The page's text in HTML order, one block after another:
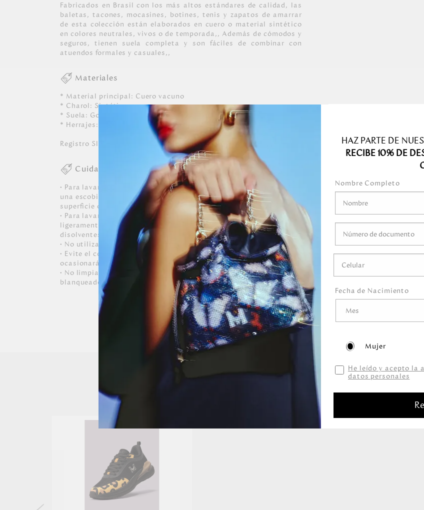
Fabricados en Brasil con los más altos estándares de calidad, las
baletas, tacones, mocasines, botines, tenis y zapatos de amarrar
de esta colección están elaborados en cuero o material sintético
en colores neutrales, vivos o de temporada,, Además de cómodos y
seguros, tienen suela completa y son fáciles de combinar con
atuendos formales y casuales,,
Materiales
* Material principal: Cuero vacuno
* Charol: Sintético
* Suela: Goma
* Herrajes: Exclusivos en zamac con acabado en color oro claro.
Registro SIC: 860066471
Cuidados
• Para lavar cuero, usar un paño suave, ligeramente humedecido o
una escobilla de cerdas blandas, escobillar suavemente la
superficie observando para no decolorar el calzado.
• Para lavar herrajes o adornos metálicos, usar un paño suave
ligeramente humedecido sin detergentes, blanqueadores o
disolventes.
• No utilizar lavadora ni secadora.
• Evite el contacto con tintas, aceites y cosméticos que
ocasionarán daños irreversibles al zapato.
• No limpiar con productos químicos, abrasivos, detergentes,
blanqueadores y solventes.
Productos
HAZ PARTE DE
RECIBE 10% DE
Nombre Completo
Fecha de Nacimiento
Mujer
He leído y acepto la
datos personales